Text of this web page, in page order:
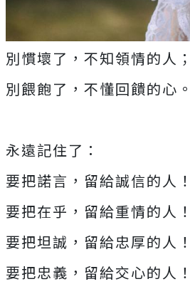
別慣壞了，不知領情的人；
別餵飽了，不懂回饋的心。
永遠記住了：
要把諾言，留給誠信的人！
要把在乎，留給重情的人！
要把坦誠，留給忠厚的人！
要把忠義，留給交心的人！